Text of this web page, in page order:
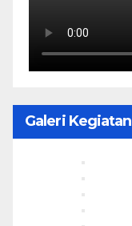
Galeri Kegiatan